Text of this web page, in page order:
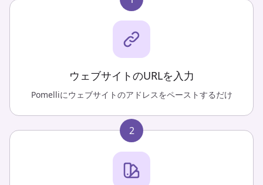
ウェブサイトのURLを入力
Pomelliにウェブサイトのアドレスをペーストするだけ
2